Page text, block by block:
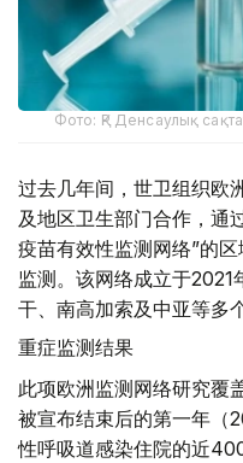
Фото: ҚР Денсаулық
过去几年间，世卫组织欧
及地区卫生部门合作，通
疫苗有效性监测网络”的
监测。该网络成立于
干、南高加索及中亚等多
重症监测结果
此项欧洲监测网络研究覆
被宣布结束后的第一年（
性呼吸道感染住院的近